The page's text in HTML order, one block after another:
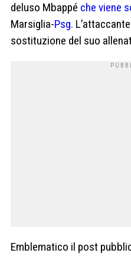
deluso Mbappé che viene
Marsiglia-Psg.
sostituzione del suo
Emblematico il post